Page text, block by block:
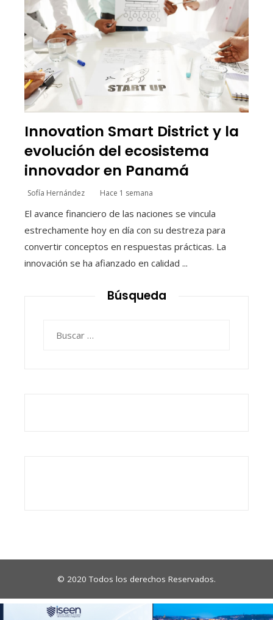
Innovation Smart District y la
evolución del ecosistema
innovador en Panamá
Sofía Hernández Hace 1 semana
El avance financiero de las naciones se vincula
estrechamente hoy en día con su destreza para
convertir conceptos en respuestas prácticas. La
innovación se ha afianzado en calidad ...
Búsqueda
© 2020 Todos los derechos Reservados.